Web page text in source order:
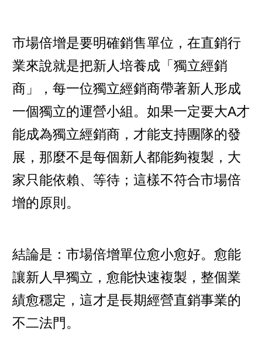
市場倍增是要明確銷售單位，在直銷行
業來說就是把新人培養成「獨立經銷
商」，每一位獨立經銷商帶著新人形成
一個獨立的運營小組。如果一定要大A才
能成為獨立經銷商，才能支持團隊的發
展，那麼不是每個新人都能夠複製，大
家只能依賴、等待；這樣不符合市場倍
增的原則。
結論是：市場倍增單位愈小愈好。愈能
讓新人早獨立，愈能快速複製，整個業
績愈穩定，這才是長期經營直銷事業的
不二法門。